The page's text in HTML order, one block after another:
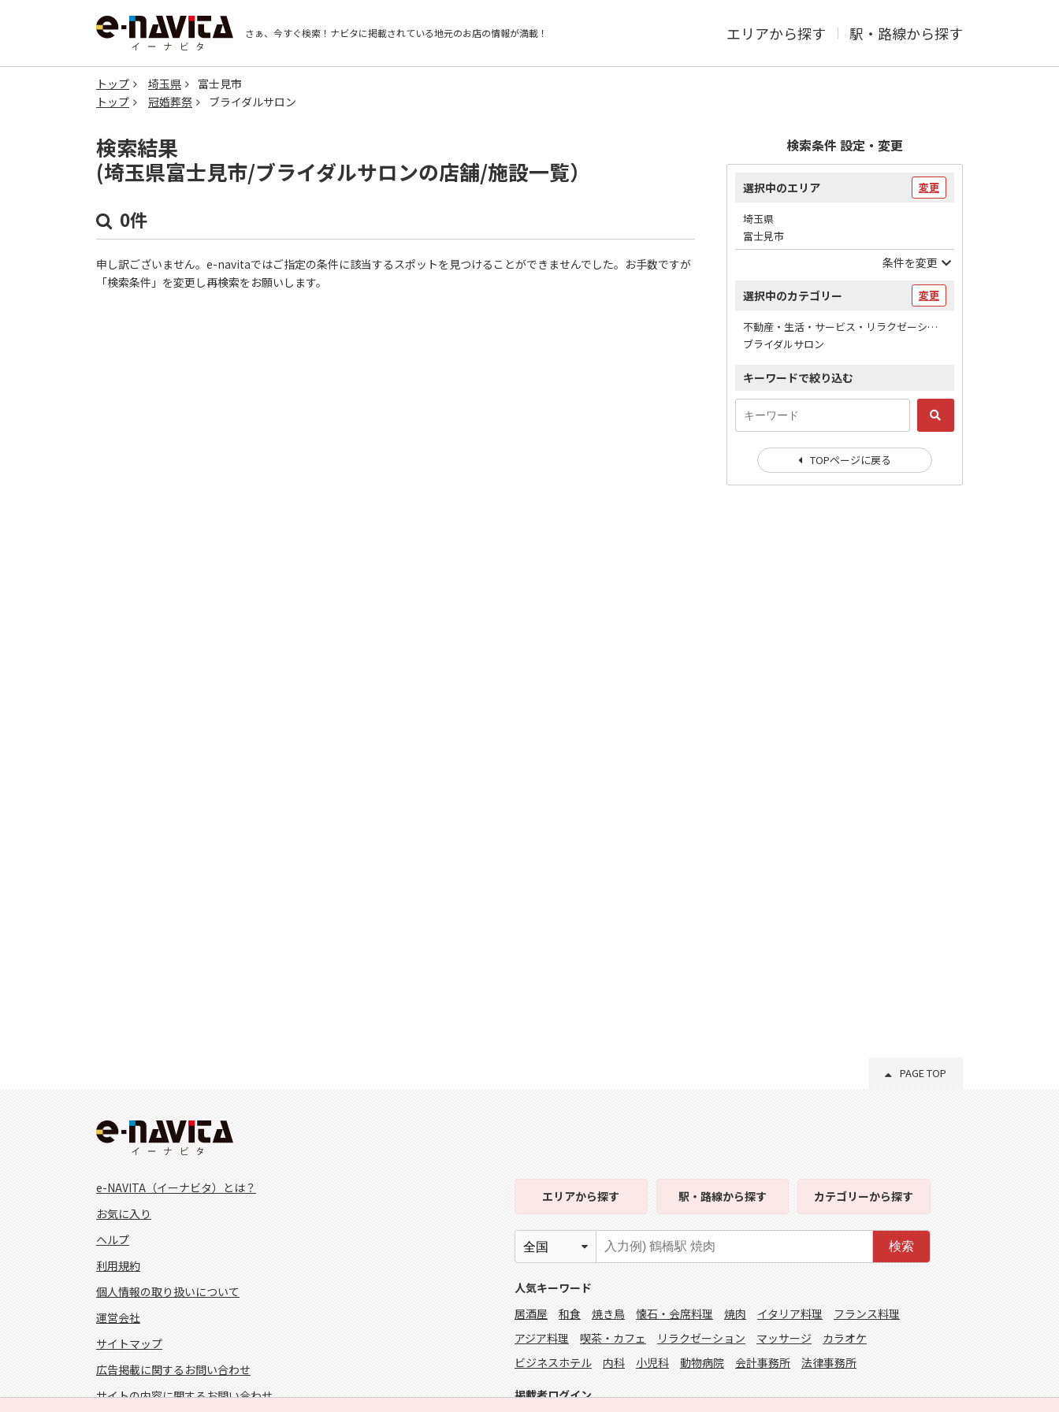
さぁ、今すぐ検索！ ナビタに掲載されている地元のお店の情報が満載！ エリアから探す 駅・路線から探す
トップ 埼玉県
富士見市
トップ
冠婚葬祭 ブライダルサロン
検索結果
(埼玉県富士見市/ブライダルサロンの店舗/施設一覧）
0件
申し訳ございません。e-navitaではご指定の条件に該当するスポットを見つけることができませんでした。お手数ですが
「検索条件」を変更し再検索をお願いします。
検索条件 設定・変更
選択中のエリア 変更
埼玉県
富士見市
条件を変更
選択中のカテゴリー 変更
不動産・生活・サービス・リラクゼーション / 冠婚葬祭
ブライダルサロン
キーワードで絞り込む
TOPページに戻る
PAGE TOP
e-NAVITA（イーナビタ）とは？
お気に入り
ヘルプ
利用規約
個人情報の取り扱いについて
運営会社
サイトマップ
広告掲載に関するお問い合わせ
サイトの内容に関するお問い合わせ
エリアから探す 駅・路線から探す カテゴリーから探す
検索
人気キーワード
居酒屋
和食 焼き鳥 懐石・会席料理 焼肉 イタリア料理
フランス料理
アジア料理
喫茶・カフェ リラクゼーション マッサージ
カラオケ
ビジネスホテル
内科 小児科 動物病院 会計事務所 法律事務所
掲載者ログイン